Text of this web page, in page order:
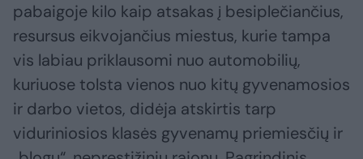
pabaigoje kilo kaip atsakas į besiplečiančius,
resursus eikvojančius miestus, kurie tampa
vis labiau priklausomi nuo automobilių,
kuriuose tolsta vienos nuo kitų gyvenamosios
ir darbo vietos, didėja atskirtis tarp
viduriniosios klasės gyvenamų priemiesčių ir